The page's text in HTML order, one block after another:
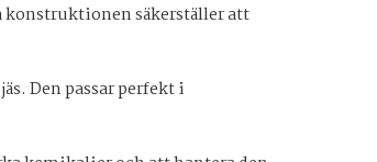
säkerställer att
Den passar perfekt i